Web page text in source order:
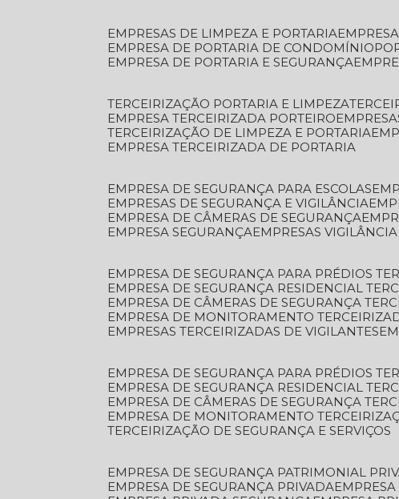
EMPRESAS DE LIMPEZA E PORTARIA
EMPRESA DE PORTARIA DE CONDOMÍNIO
EMPRESA DE PORTARIA E SEGURANÇA
TERCEIRIZAÇÃO PORTARIA E LIMPEZA
EMPRESA TERCEIRIZADA PORTEIRO
TERCEIRIZAÇÃO DE LIMPEZA E PORTARIA
EMPRESA TERCEIRIZADA DE PORTARIA
EMPRESA DE SEGURANÇA PARA ESCOLAS
EMPRESAS DE SEGURANÇA E VIGILÂNCIA
EMPRESA DE CÂMERAS DE SEGURANÇA
EMPRESA SEGURANÇA
EMPRESAS VIGILÂNCIA
EMPRESA DE SEGURANÇA PARA PRÉDIOS
EMPRESA DE SEGURANÇA RESIDENCIAL
EMPRESA DE CÂMERAS DE SEGURANÇA
EMPRESA DE MONITORAMENTO
EMPRESAS TERCEIRIZADAS DE VIGILANTES
EMPRESA DE SEGURANÇA PARA PRÉDIOS
EMPRESA DE SEGURANÇA RESIDENCIAL
EMPRESA DE CÂMERAS DE SEGURANÇA
EMPRESA DE MONITORAMENTO
TERCEIRIZAÇÃO DE SEGURANÇA E SERVIÇOS
EMPRESA DE SEGURANÇA PATRIMONIAL
EMPRESA DE SEGURANÇA PRIVADA